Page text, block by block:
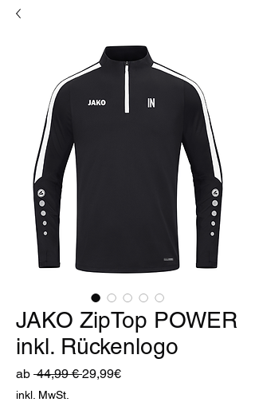
JAKO ZipTop POWER
inkl. Rückenlogo
ab 44,99 € Standardpreis
29,99€Sale-
inkl. MwSt.